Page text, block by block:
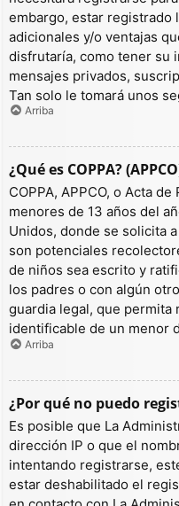
embargo, estar registrado
adicionales y/o ventajas
disfrutaría, como tener su
mensajes privados,
Tan solo le tomará unos
Arriba
¿Qué es COPPA?
COPPA, APPCO, o Acta
menores de 13 años del
Unidos, donde se solicita
son potenciales
de niños sea escrito y
los padres o con algún
guardia legal, que
identificable de un menor
Arriba
¿Por qué no puedo
Es posible que La
dirección IP o que el
intentando registrarse,
estar deshabilitado el